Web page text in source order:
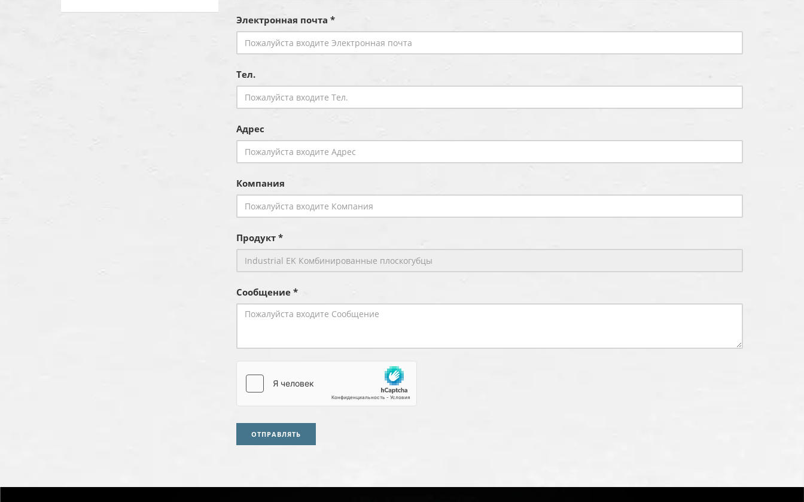
Электронная почта *
Тел.
Адрес
Компания
Продукт *
Сообщение *
ОТПРАВЛЯТЬ